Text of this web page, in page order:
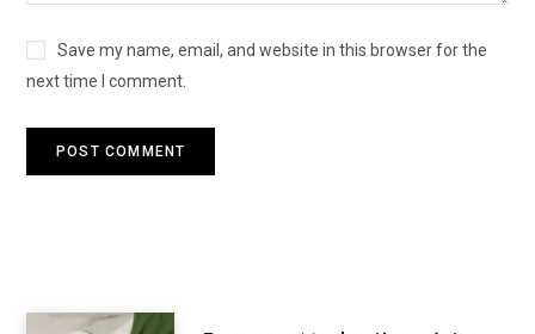
Save my name, email, and website in this browser for the
next time I comment.